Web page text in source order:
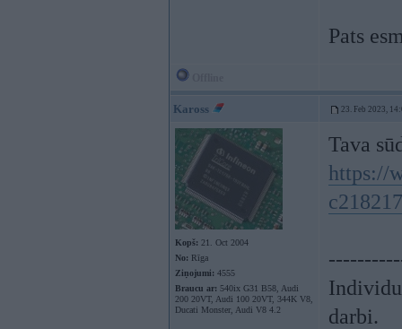
Pats
Kaross 23. Feb 2023,
Kopš: 21. Oct 2004
No: Rīga
Ziņojumi: 4555
Braucu ar: 540ix G31 B58, Audi
200 20VT, Audi 100 20VT, 344K V8,
Ducati Monster, Audi V8 4.2
Tava
https://
darbi.